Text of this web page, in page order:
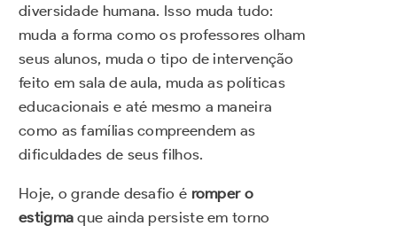
diversidade humana. Isso muda tudo:
muda a forma como os professores olham
seus alunos, muda o tipo de intervenção
feito em sala de aula, muda as políticas
educacionais e até mesmo a maneira
como as famílias compreendem as
dificuldades de seus filhos.
Hoje, o grande desafio é romper o
estigma que ainda persiste em torno